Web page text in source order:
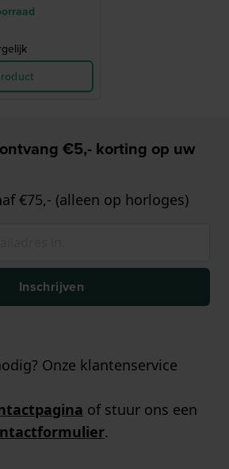
€5,- korting op uw
€75,- (alleen op horloges)
Inschrijven
Onze klantenservice
of stuur ons een
.